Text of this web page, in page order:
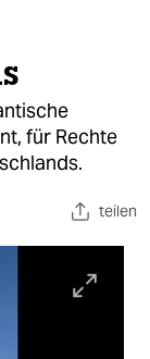
für Rechte
teilen